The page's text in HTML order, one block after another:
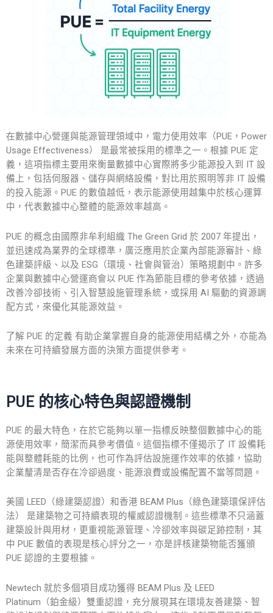
在數據中心營運與能源管理領域中，電力使用效率（PUE，Power
Usage Effectiveness） 是最常被採用的標準之一。根據 PUE 定
義 ，這項指標主要用來衡量數據中心實際將多少能源投入到 IT 設
備上，包括伺服器、儲存與網絡設備，對比用於照明等非 IT 設備
的投入能源。PUE 的數值越低，表示能源使用越集中於核心運算
中，代表數據中心整體的能源效率越高。
PUE 的概念由國際非牟利組織 The Green Grid 於 2007 年提出，
並迅速成為業界的全球標準，廣泛應用於企業內部能源審計、綠
色建築評級、以及 ESG（環境、社會與管治）策略規劃中。許多
企業與數據中心營運商會以 PUE 作為節能目標的參考依據，透過
改善冷卻技術、引入智慧設施管理系統，或採用 AI 驅動的資源調
配方式，來優化其能源效益。
了解 PUE 的定義 有助企業掌握自身的能源使用結構之外，亦能為
未來在可持續發展方面的決策方面提供參考。
PUE 的核心特色與認證機制
PUE 的最大特色，在於它能夠以單一指標反映整個數據中心的能
源使用效率，簡潔而具參考價值。這個指標不僅揭示了 IT 設備耗
能與整體耗能的比例，也可作為評估設施運作效率的依據，協助
企業釐清是否存在冷卻過度、能源浪費或設備配置不當等問題。
美國 LEED（綠建築認證）和香港 BEAM Plus（綠色建築環保評估
法） 是建築物之可持續表現的權威認證機制。這些標準不只涵蓋
建築設計與用材，更重視能源管理、冷卻效率與碳足跡控制，其
中 PUE 數值的表現是核心評分之一，亦是評核建築物能否獲頒
PUE 認證的主要根據。
Newtech 就於多個項目成功獲得 BEAM Plus 及 LEED
Platinum（鉑金級）雙重認證，充分展現其在環境友善建築、智